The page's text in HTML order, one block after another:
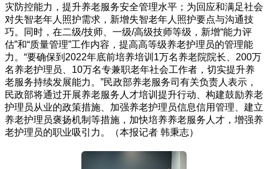
灾防控能力，提升养老服务安全管理水平；为回应和满足社会
对失智老年人照护需求，新增失智老年人照护要点与沟通技
巧。同时，在二级/技师、一级/高级技师等级，新增“能力评
估”和“质量管理”工作内容，提高高等级养老护理员的管理能
力。“要确保到2022年底前培养培训1万名养老院院长、200万
名养老护理员、10万名专兼职老年社会工作者，切实提升养
老服务持续发展能力。”民政部养老服务司有关负责人表示，
民政部将通过开展养老服务人才培训提升行动、构建鼓励养老
护理员从业的政策措施、加强养老护理员信息信用管理、建立
养老护理员褒扬机制等措施，加快培养养老服务人才，增强养
老护理员的职业吸引力。（本报记者 韩秉志）